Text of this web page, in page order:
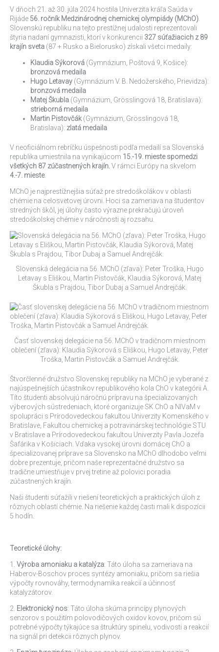
V dňoch 21. až 30. júla 2024 hostila Univerzita kráľa Saúda v
Rijáde 56. ročník Medzinárodnej chemickej olympiády (MChO)
Slovenskú republiku na tejto prestížnej udalosti reprezentovali
štyria nadaní gymnazisti, ktorí v konkurencii 327 súťažiacich z 89
krajín sveta (87 + Rusko a Bielorusko) získali všetci medaily:
Klaudia Sýkorová (Gymnázium, Poštová 9, Košice):
bronzová medaila
Hugo Letavay (Gymnázium V. B. Nedožerského, Prievidza):
bronzová medaila
Matej Škubla (Gymnázium, Grösslingová 18, Bratislava):
strieborná medaila
Martin Pistovčák (Gymnázium, Grösslingová 18,
Bratislava): zlatá medaila
V neoficiálnom rebríčku úspešnosti podľa medailí sa Slovenská
republika umiestnila na vynikajúcom 15.-19. mieste spomedzi
všetkých 87 zúčastnených krajín. V rámci Európy na skvelom
4.-7. mieste.
MChO je najprestížnejšia súťaž pre stredoškolákov v oblasti
chémie na celosvetovej úrovni. Hoci sa zameriava na študentov
stredných škôl, jej úlohy často výrazne prekračujú úroveň
stredoškolskej chémie v náročnosti aj rozsahu.
Slovenská delegácia na 56. MChO (zľava): Peter Troška, Hugo
Letavay s Eliškou, Martin Pistovčák, Klaudia Sýkorová, Matej
Škubla s Prajdou, Tibor Dubaj a Samuel Andrejčák.
Časť slovenskej delegácie na 56. MChO v tradičnom miestnom
oblečení (zľava): Klaudia Sýkorová s Eliškou, Hugo Letavay, Peter
Troška, Martin Pistovčák a Samuel Andrejčák.
Štvorčlenné družstvo Slovenskej republiky na MChO je vyberané z
najúspešnejších účastníkov republikového kola ChO v kategórii A.
Títo študenti absolvujú náročnú prípravu na špecializovaných
výberových sústredeniach, ktoré organizuje SK ChO a NIVaM v
spolupráci s Prírodovedeckou fakultou Univerzity Komenského v
Bratislave, Fakultou chemickej a potravinárskej technológie STU
v Bratislave a Prírodovedeckou fakultou Univerzity Pavla Jozefa
Šafárika v Košiciach. Vďaka vysokej úrovni domácej ChO a
špecializovanej príprave sa Slovensko na MChO dlhodobo veľmi
dobre prezentuje, pričom naše reprezentačné družstvo sa
tradične umiestňuje v prvej tretine až polovici poradia
zúčastnených krajín.
Naši študenti súťažili v riešení teoretických a praktických úloh z
rôznych oblastí chémie. Na riešenie každej časti mali k dispozícii
5 hodín.
Teoretické úlohy:
1. Výroba amoniaku a katalýza: Táto úloha sa zameriava na
Haberov-Boschov proces syntézy amoniaku, pričom sa riešia
výpočty rovnováhy, termodynamika reakcií a účinnosť
katalyzátorov.
2. Elektronický nos: Táto úloha skúma princípy plynových
senzorov s použitím polovodičových oxidov kovov, pričom sú
potrebné výpočty týkajúce sa štruktúry spinelu, vodivosti a reakcií
na signál pri detekcii rôznych plynov.
ďalšie
zlato